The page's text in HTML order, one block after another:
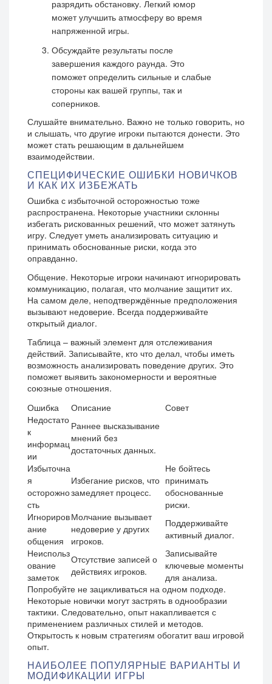
разрядить обстановку. Легкий юмор
может улучшить атмосферу во время
напряженной игры.
Обсуждайте результаты после
завершения каждого раунда. Это
поможет определить сильные и слабые
стороны как вашей группы, так и
соперников.
Слушайте внимательно. Важно не только говорить, но
и слышать, что другие игроки пытаются донести. Это
может стать решающим в дальнейшем
взаимодействии.
СПЕЦИФИЧЕСКИЕ ОШИБКИ НОВИЧКОВ
И КАК ИХ ИЗБЕЖАТЬ
Ошибка с избыточной осторожностью тоже
распространена. Некоторые участники склонны
избегать рискованных решений, что может затянуть
игру. Следует уметь анализировать ситуацию и
принимать обоснованные риски, когда это
оправданно.
Общение. Некоторые игроки начинают игнорировать
коммуникацию, полагая, что молчание защитит их.
На самом деле, неподтверждённые предположения
вызывают недоверие. Всегда поддерживайте
открытый диалог.
Таблица – важный элемент для отслеживания
действий. Записывайте, кто что делал, чтобы иметь
возможность анализировать поведение других. Это
поможет выявить закономерности и вероятные
союзные отношения.
Ошибка
Описание
Совет
Недостато
к
информац
ии
Раннее высказывание
мнений без
достаточных данных.
Избыточна
я
осторожно
сть
Избегание рисков, что
замедляет процесс.
Не бойтесь
принимать
обоснованные
риски.
Игнориров
ание
общения
Молчание вызывает
недоверие у других
игроков.
Поддерживайте
активный диалог.
Неиспольз
ование
заметок
Отсутствие записей о
действиях игроков.
Записывайте
ключевые моменты
для анализа.
Попробуйте не зацикливаться на одном подходе.
Некоторые новички могут застрять в однообразии
тактики. Следовательно, опыт накапливается с
применением различных стилей и методов.
Открытость к новым стратегиям обогатит ваш игровой
опыт.
НАИБОЛЕЕ ПОПУЛЯРНЫЕ ВАРИАНТЫ И
МОДИФИКАЦИИ ИГРЫ